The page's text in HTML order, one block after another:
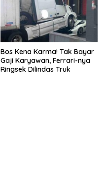
Bos Kena Karma! Tak Bayar
Gaji Karyawan, Ferrari-nya
Ringsek Dilindas Truk